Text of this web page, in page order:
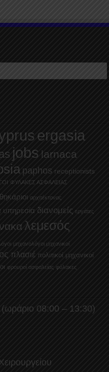
ergasia
jobs larnaca
paphos receptionists
ΦΥΛΑΚΕΣ ΑΣΦΑΛΕΙΑΣ
αρχιτέκτονας
υπηρεσία διανομείς εργάτες
λεμεσός
μηχανολόγοι μηχανικοί
πλασιέ πολιτικοί μηχανικοί
φρουροί ασφαλείας φύλακες
(ωράριο 08:00 – 13:30)